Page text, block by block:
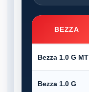
BEZZA
Bezza 1.0 G MT
Bezza 1.0 G